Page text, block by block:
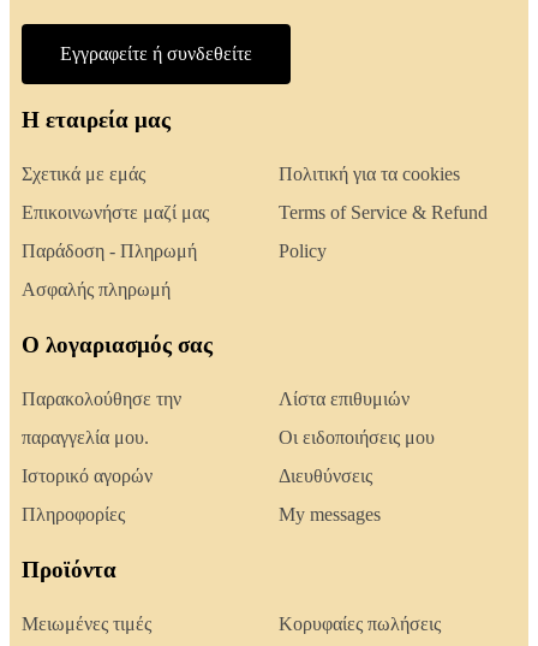
Εγγραφείτε ή συνδεθείτε
Η εταιρεία μας
Σχετικά με εμάς
Επικοινωνήστε μαζί μας
Παράδοση - Πληρωμή
Ασφαλής πληρωμή
Πολιτική για τα cookies
Terms of Service & Refund
Policy
Ο λογαριασμός σας
Παρακολούθησε την
παραγγελία μου.
Ιστορικό αγορών
Πληροφορίες
Λίστα επιθυμιών
Οι ειδοποιήσεις μου
Διευθύνσεις
My messages
Προϊόντα
Μειωμένες τιμές Κορυφαίες πωλήσεις